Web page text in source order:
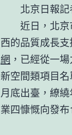
北京日報
近日，北
西的品質成長
網 ，已經從一
新空間類項目
月底出臺，繚
業四慷慨向發